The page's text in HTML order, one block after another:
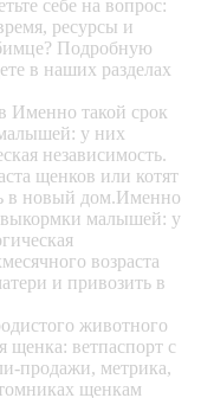
себе на вопрос:
ресурсы и
Подробную
в наших разделах
Именно такой срок
у них
независимость.
щенков или котят
в новый дом.Именно
выкормки малышей: у
возраста
и привозить в
животного
щенка: ветпаспорт с
продажи, метрика,
щенкам